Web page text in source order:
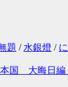
題 / 水銀燈 /
国 大晦日編